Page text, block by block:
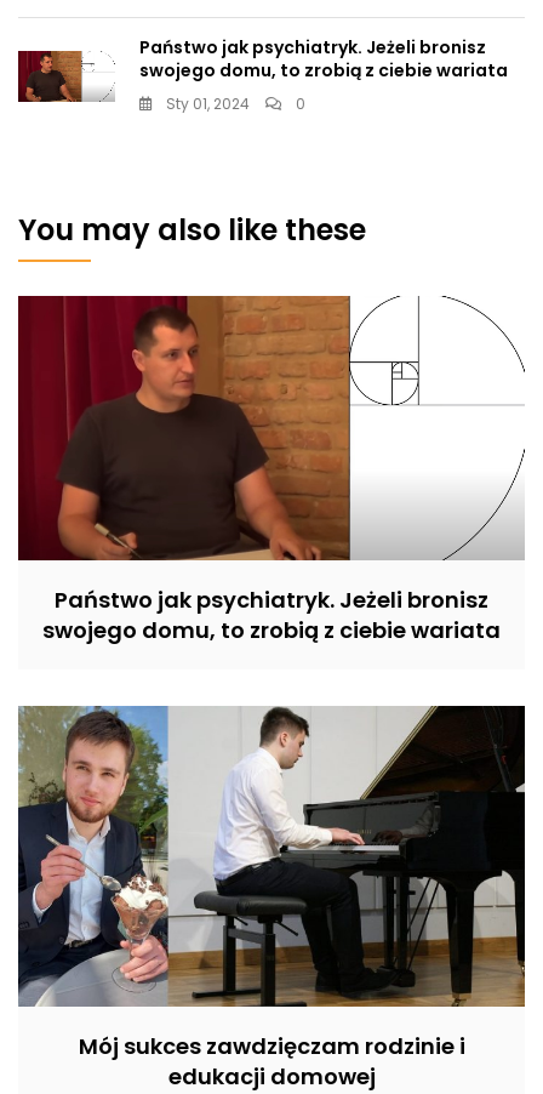
Państwo jak psychiatryk. Jeżeli bronisz
swojego domu, to zrobią z ciebie wariata
Sty 01, 2024 0
You may also like these
Państwo jak psychiatryk. Jeżeli bronisz
swojego domu, to zrobią z ciebie wariata
Mój sukces zawdzięczam rodzinie i
edukacji domowej